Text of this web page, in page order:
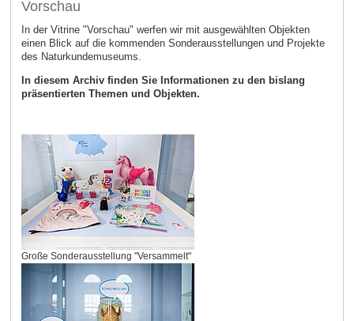
Vorschau
In der Vitrine "Vorschau" werfen wir mit ausgewählten Objekten
einen Blick auf die kommenden Sonderausstellungen und Projekte
des Naturkundemuseums.
In diesem Archiv finden Sie Informationen zu den bislang
präsentierten Themen und Objekten.
Große Sonderausstellung "Versammelt"